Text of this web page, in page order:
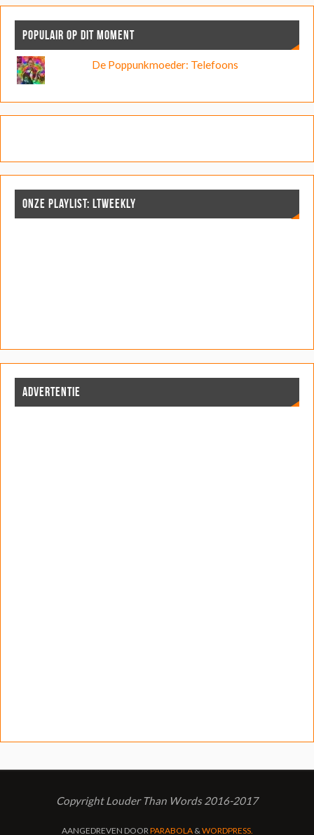
POPULAIR OP DIT MOMENT
De Poppunkmoeder: Telefoons
ONZE PLAYLIST: LTWEEKLY
ADVERTENTIE
Copyright Louder Than Words 2016-2017
AANGEDREVEN DOOR PARABOLA& WORDPRESS.